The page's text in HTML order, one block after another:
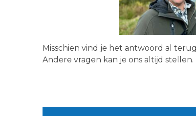
Misschien vind je het antwoord al
Andere vragen kan je ons altijd stellen.